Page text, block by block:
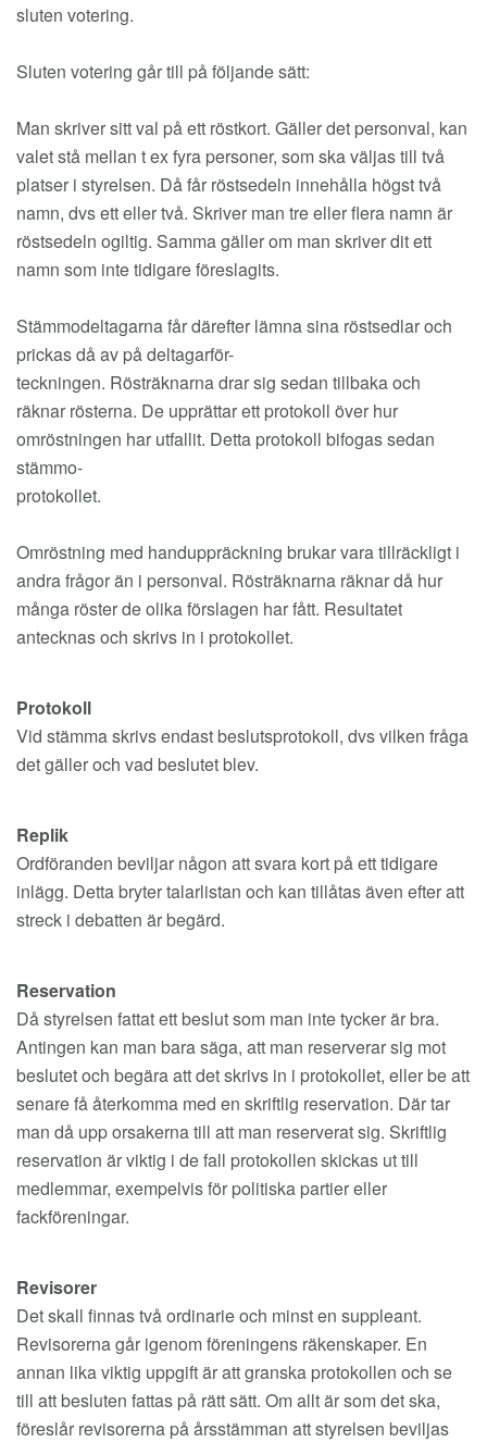
sluten votering.
Sluten votering går till på följande sätt:
Man skriver sitt val på ett röstkort. Gäller det personval, kan
valet stå mellan t ex fyra personer, som ska väljas till två
platser i styrelsen. Då får röstsedeln innehålla högst två
namn, dvs ett eller två. Skriver man tre eller flera namn är
röstsedeln ogiltig. Samma gäller om man skriver dit ett
namn som inte tidigare föreslagits.
Stämmodeltagarna får därefter lämna sina röstsedlar och
prickas då av på deltagarför-
teckningen. Rösträknarna drar sig sedan tillbaka och
räknar rösterna. De upprättar ett protokoll över hur
omröstningen har utfallit. Detta protokoll bifogas sedan
stämmo-
protokollet.
Omröstning med handuppräckning brukar vara tillräckligt i
andra frågor än i personval. Rösträknarna räknar då hur
många röster de olika förslagen har fått. Resultatet
antecknas och skrivs in i protokollet.
Protokoll
Vid stämma skrivs endast beslutsprotokoll, dvs vilken fråga
det gäller och vad beslutet blev.
Replik
Ordföranden beviljar någon att svara kort på ett tidigare
inlägg. Detta bryter talarlistan och kan tillåtas även efter att
streck i debatten är begärd.
Reservation
Då styrelsen fattat ett beslut som man inte tycker är bra.
Antingen kan man bara säga, att man reserverar sig mot
beslutet och begära att det skrivs in i protokollet, eller be att
senare få återkomma med en skriftlig reservation. Där tar
man då upp orsakerna till att man reserverat sig. Skriftlig
reservation är viktig i de fall protokollen skickas ut till
medlemmar, exempelvis för politiska partier eller
fackföreningar.
Revisorer
Det skall finnas två ordinarie och minst en suppleant.
Revisorerna går igenom föreningens räkenskaper. En
annan lika viktig uppgift är att granska protokollen och se
till att besluten fattas på rätt sätt. Om allt är som det ska,
föreslår revisorerna på årsstämman att styrelsen beviljas